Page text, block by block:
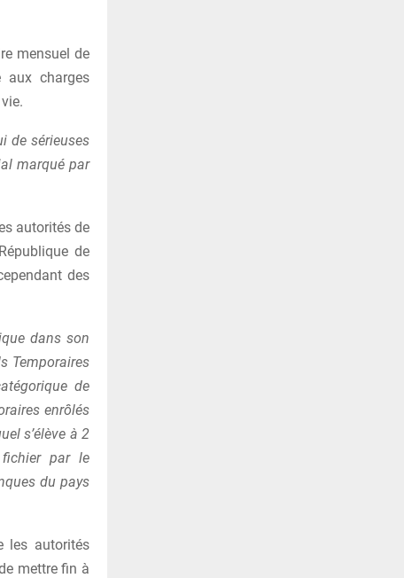
mensuel de
charges
de sérieuses
marqué par
autorités de
de
des
dans son
Temporaires
de
enrôlés
s’élève à 2
fichier par le
du pays
les autorités
mettre fin à